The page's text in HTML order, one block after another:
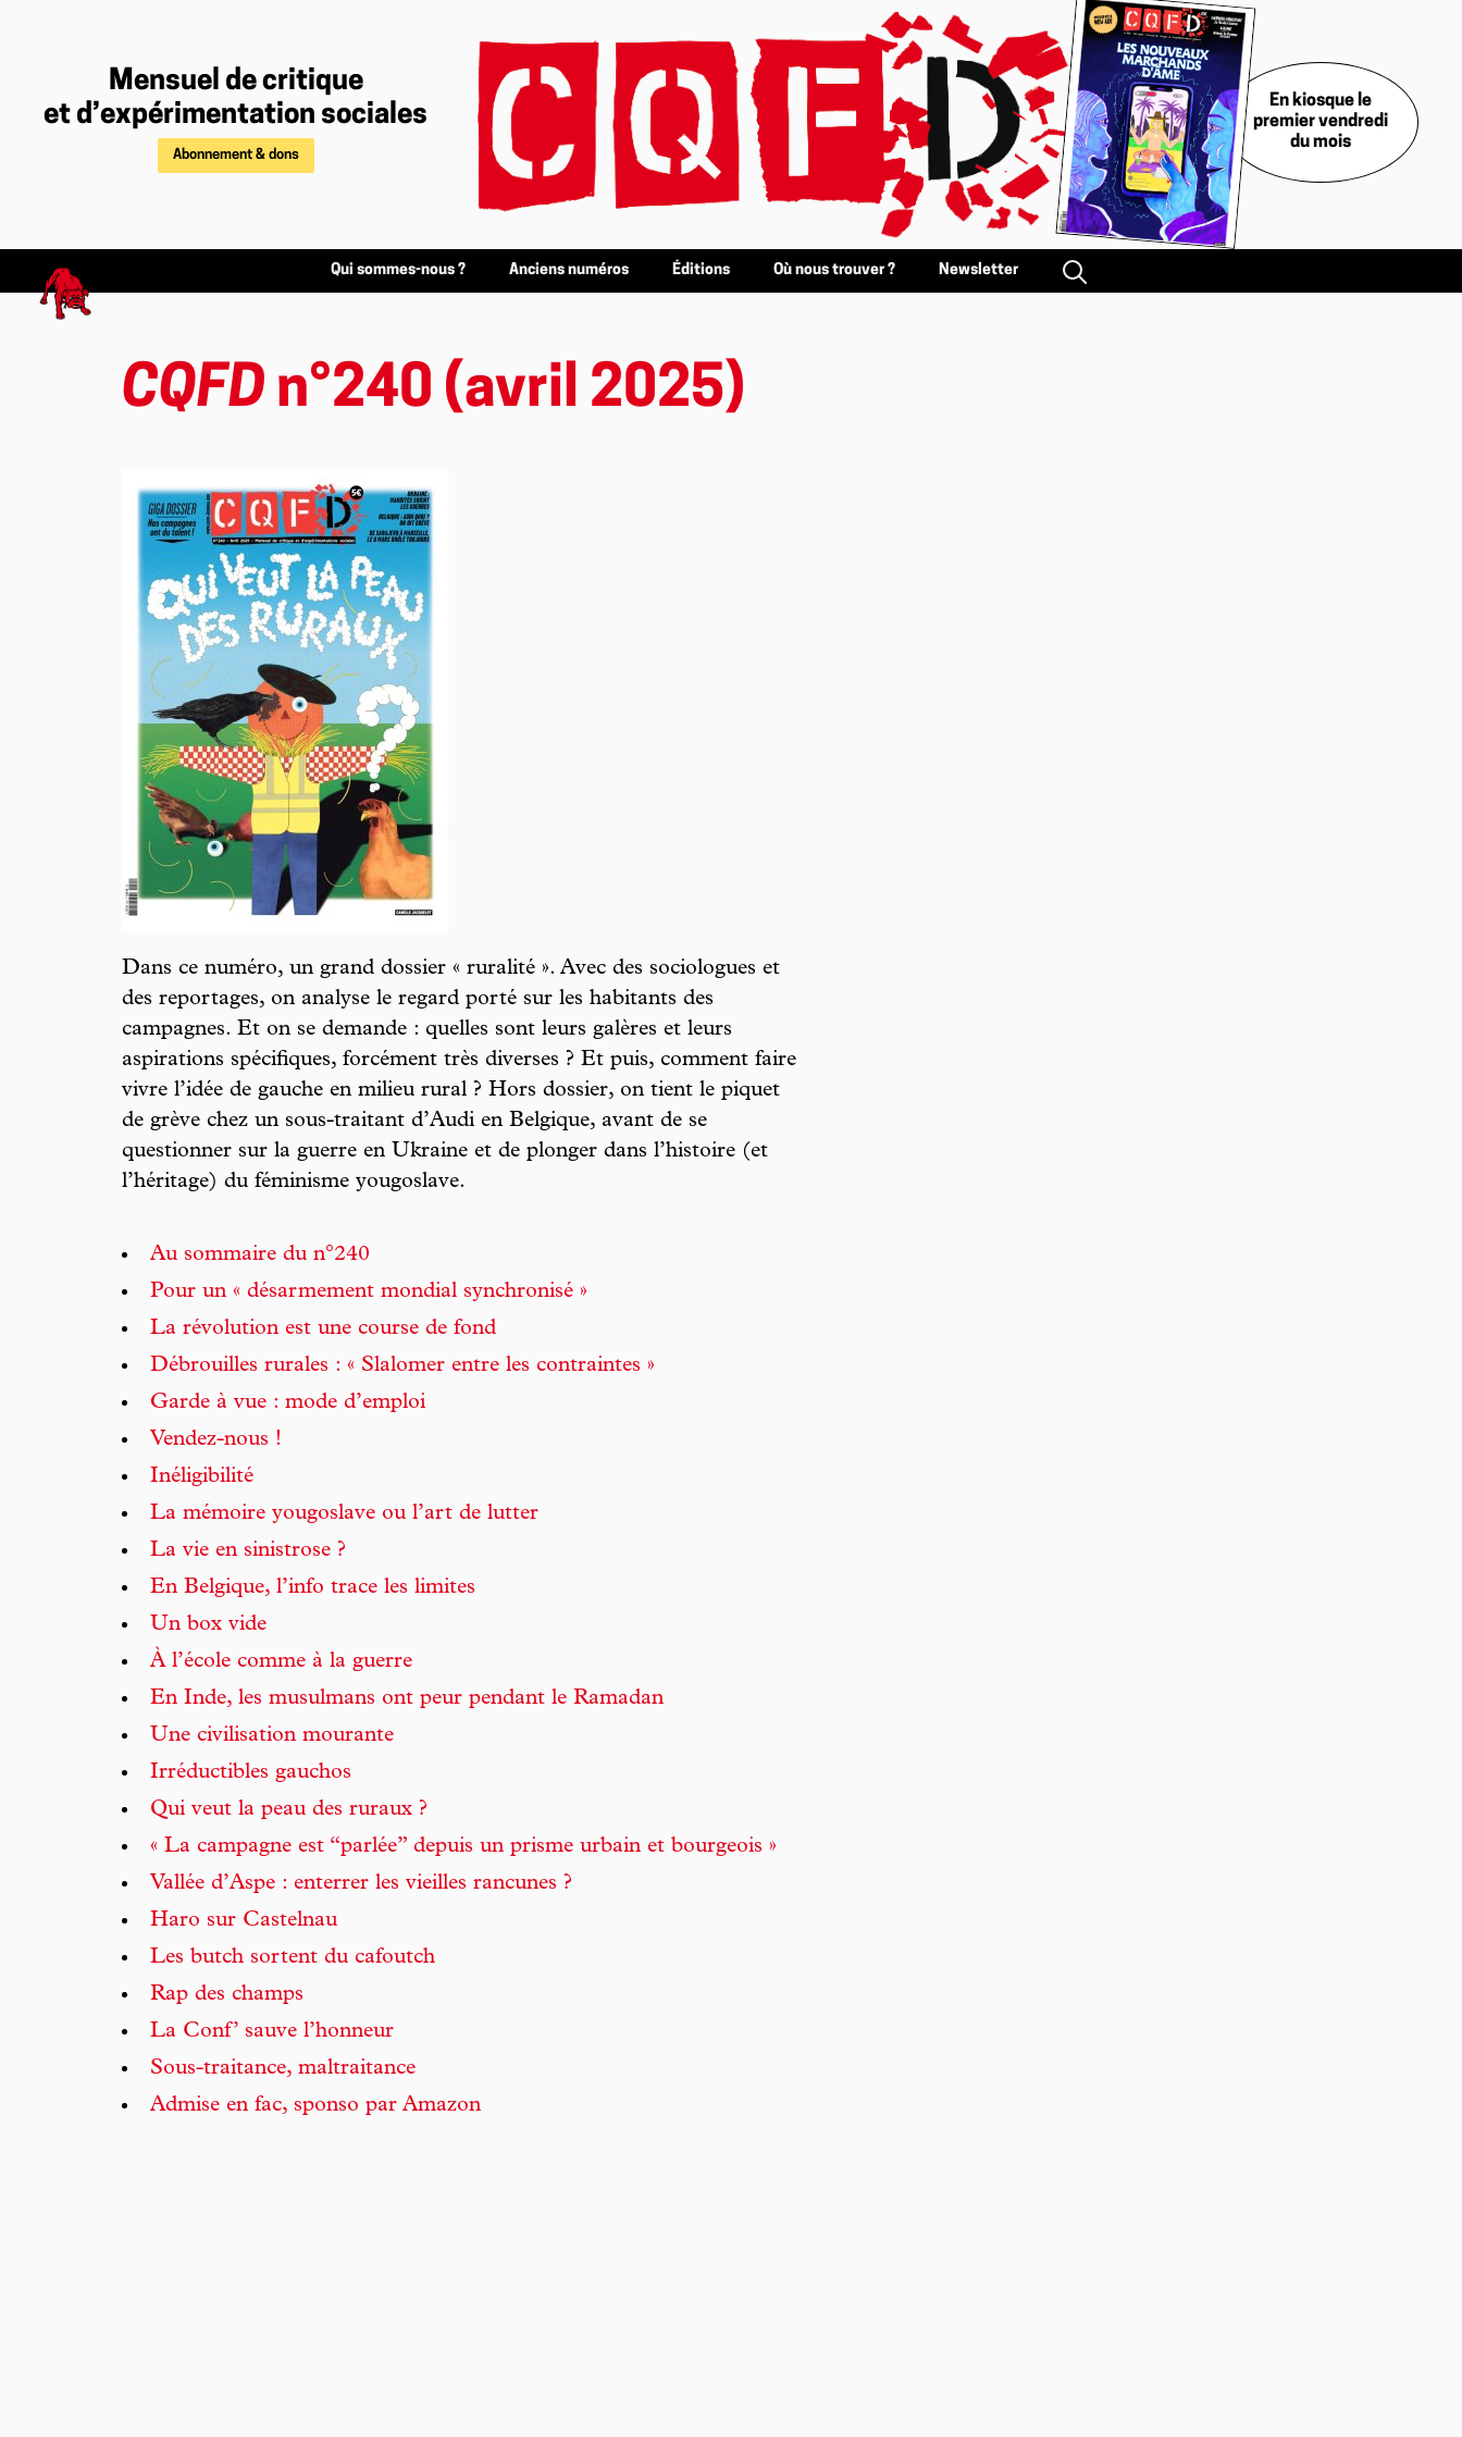
Mensuel de critique
et d’expérimentation sociales
Abonnement & dons
En kiosque le
premier vendredi
du mois
Qui sommes-nous ? Anciens numéros Éditions Où nous trouver ? Newsletter
CQFD n°240 (avril 2025)
Dans ce numéro, un grand dossier « ruralité ». Avec des sociologues et
des reportages, on analyse le regard porté sur les habitants des
campagnes. Et on se demande : quelles sont leurs galères et leurs
aspirations spécifiques, forcément très diverses ? Et puis, comment faire
vivre l’idée de gauche en milieu rural ? Hors dossier, on tient le piquet
de grève chez un sous-traitant d’Audi en Belgique, avant de se
questionner sur la guerre en Ukraine et de plonger dans l’histoire (et
l’héritage) du féminisme yougoslave.
Au sommaire du n°240
Pour un « désarmement mondial synchronisé »
La révolution est une course de fond
Débrouilles rurales : « Slalomer entre les contraintes »
Garde à vue : mode d’emploi
Vendez-nous !
Inéligibilité
La mémoire yougoslave ou l’art de lutter
La vie en sinistrose ?
En Belgique, l’info trace les limites
Un box vide
À l’école comme à la guerre
En Inde, les musulmans ont peur pendant le Ramadan
Une civilisation mourante
Irréductibles gauchos
Qui veut la peau des ruraux ?
« La campagne est “parlée” depuis un prisme urbain et bourgeois »
Vallée d’Aspe : enterrer les vieilles rancunes ?
Haro sur Castelnau
Les butch sortent du cafoutch
Rap des champs
La Conf’ sauve l’honneur
Sous-traitance, maltraitance
Admise en fac, sponso par Amazon